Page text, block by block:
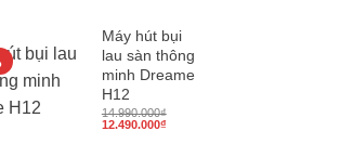
13.850.000₫.
Máy hút bụi
lau sàn thông
minh Dreame
H12
14.990.000₫
Giá
12.490.000₫Giá